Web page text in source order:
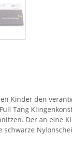
Kinder den
Tang
Der an eine